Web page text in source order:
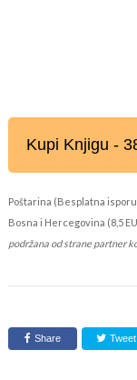
Kupi Knjigu -
Poštarina (Besplatna
Bosna i Hercegovina (8,5
podržana od strane partner
Share Tweet